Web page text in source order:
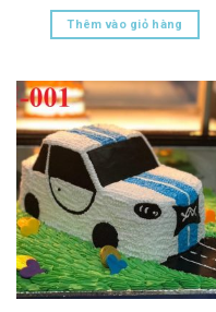
Thêm vào giỏ hàng